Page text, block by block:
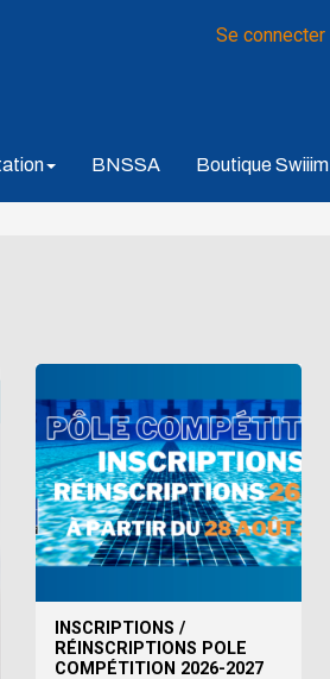
Se connecter
BNSSA Boutique Swiiim
INSCRIPTIONS /
RÉINSCRIPTIONS POLE
COMPÉTITION 2026-2027